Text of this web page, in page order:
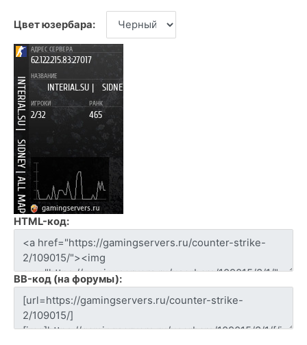
Цвет юзербара:
HTML-код:
BB-код (на форумы):